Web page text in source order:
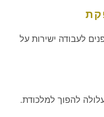
לעבודה ישירות על
להפוך למלכודת.